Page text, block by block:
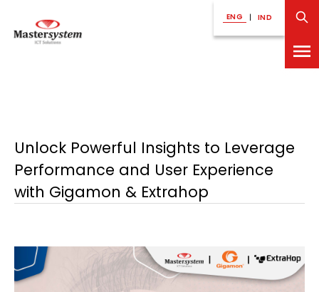
ENG | IND
Unlock Powerful Insights to Leverage
Performance and User Experience
with Gigamon & Extrahop